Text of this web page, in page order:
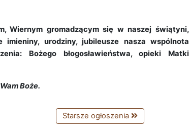
Wiernym gromadzącym się w naszej świątyni,
urodziny, jubileusze nasza wspólnota
Bożego błogosławieństwa, opieki Matki
Boże.
Starsze ogłoszenia